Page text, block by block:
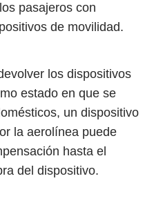
pasajeros con
de movilidad.
los dispositivos
estado en que se
un dispositivo
la aerolínea puede
hasta el
del dispositivo.